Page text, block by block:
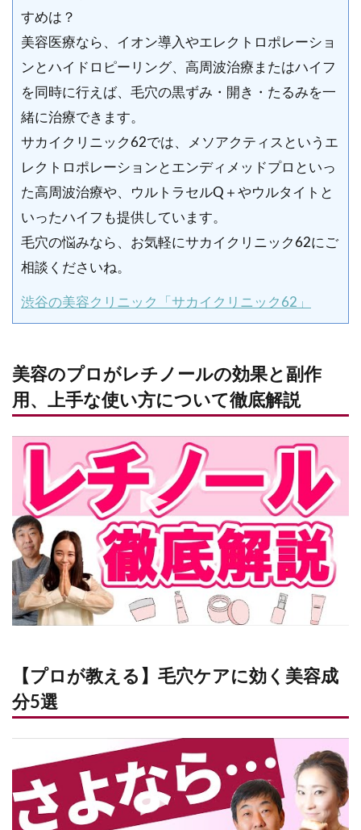
すめは？
美容医療なら、イオン導入やエレクトロポレーショ
ンとハイドロピーリング、高周波治療またはハイフ
を同時に行えば、毛穴の黒ずみ・開き・たるみを一
緒に治療できます。
サカイクリニック62では、メソアクティスというエ
レクトロポレーションとエンディメッドプロといっ
た高周波治療や、ウルトラセルQ＋やウルタイトと
いったハイフも提供しています。
毛穴の悩みなら、お気軽にサカイクリニック62にご
相談くださいね。
渋谷の美容クリニック「サカイクリニック62」
美容のプロがレチノールの効果と副作
用、上手な使い方について徹底解説
【プロが教える】毛穴ケアに効く美容成
分5選